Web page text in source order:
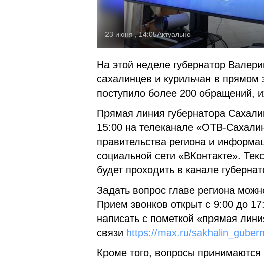
23 июня , 14:05Актуально
На этой неделе губернатор
сахалинцев и курильчан в
поступило более 200 обращений,
Прямая линия губернатора
15:00 на телеканале «ОТВ-
правительства региона и
социальной сети «ВКонтакте».
будет проходить в канале
Задать вопрос главе региона
Прием звонков открыт с 9:00 до
написать с пометкой «прямая
связи https://max.ru/
Кроме того, вопросы